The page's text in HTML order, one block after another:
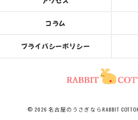
コラム
プライバシーポリシー
© 2026 名古屋のうさぎならRABBIT COTTON